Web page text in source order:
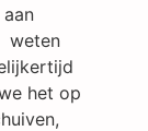
weten
het op